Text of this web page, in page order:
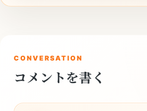
CONVERSATION
コメントを書く